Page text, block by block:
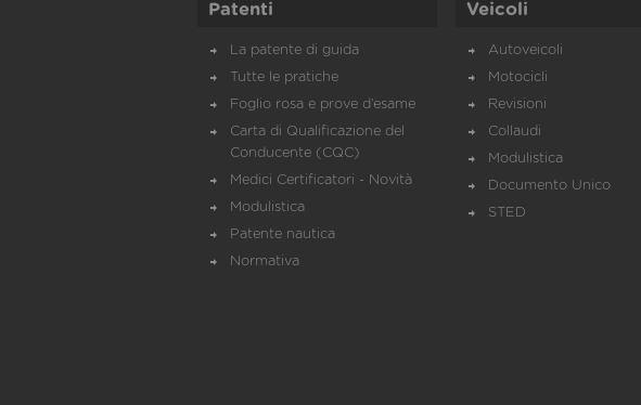
Patenti
La patente di guida
Tutte le pratiche
Foglio rosa e prove d’esame
Carta di Qualificazione del
Conducente (CQC)
Medici Certificatori - Novità
Modulistica
Patente nautica
Normativa
Veicoli
Autoveicoli
Motocicli
Revisioni
Collaudi
Modulistica
Documento Unico
STED